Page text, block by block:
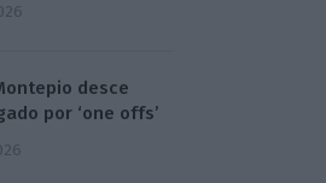
desce
por ‘one offs’